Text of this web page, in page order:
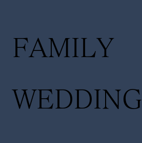
FAMILY
WEDDING